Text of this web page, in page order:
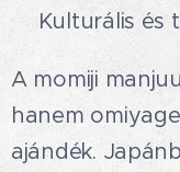
🍁Kulturális és
A momiji
hanem
ajándék.